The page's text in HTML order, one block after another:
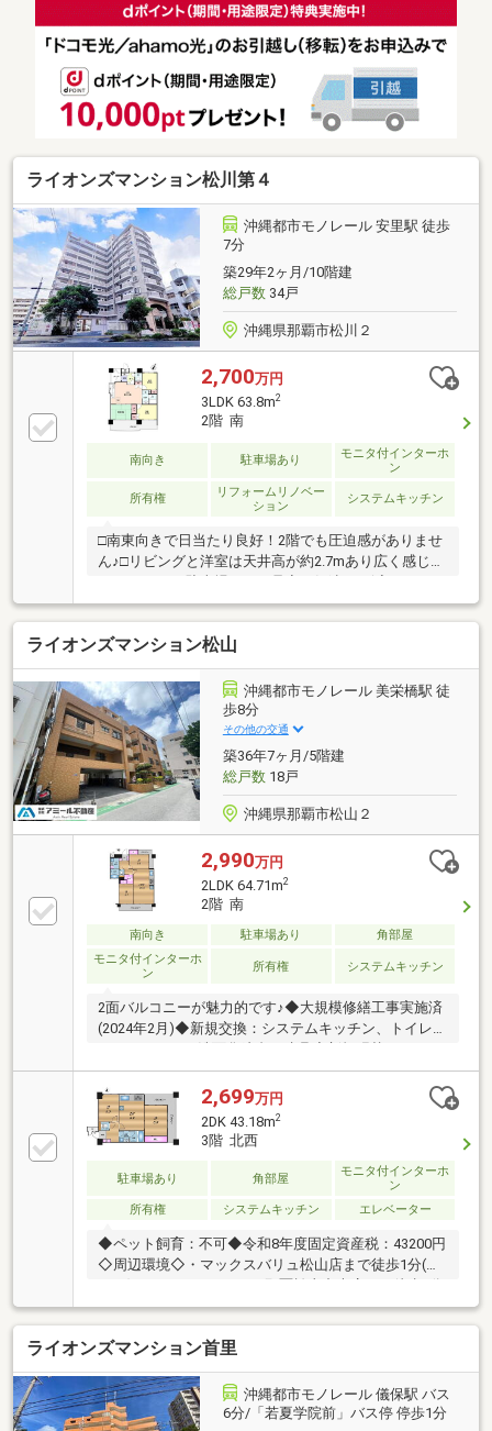
もしやすい間取りです各居室に収納、玄関部分にも収
納があります
ライオンズマンション松川第４
沖縄都市モノレール 安里駅 徒歩
7分
築29年2ヶ月/10階建
総戸数34戸
沖縄県那覇市松川２
2,700万円
3LDK 63.8m2
2階 南
南向き 駐車場あり
モニタ付インターホ
ン
所有権
リフォームリノベー
ション
システムキッチン
□南東向きで日当たり良好！2階でも圧迫感がありませ
ん♪□リビングと洋室は天井高が約2.7mあり広く感じら
れます♪□下は駐車場なので足音の気遣いも減らせます
♪□近隣に商業施設が充実！□ファミリー向けにも、セ
カンドハウスとしてもおすすめです！【一部リフォー
ム済み】・トイレ交換・和室クロス貼替・畳表替・キ
ッチンレンジフード交換・リビング照明取付・エアコ
ン2機新設【周辺環境】◇みずきこども園：徒歩約2分
◇ローソン那覇大道店：徒歩約1分◇栄町りうぼう：
徒歩約7分◇国際通り：徒歩約7分◇大道中央病院：徒
歩約3分※民泊、事務所不可
ライオンズマンション松山
沖縄都市モノレール 美栄橋駅 徒
歩8分
その他の交通
築36年7ヶ月/5階建
総戸数18戸
沖縄県那覇市松山２
2,990万円
2LDK 64.71m2
2階 南
南向き 駐車場あり
角部屋
モニタ付インターホ
ン
所有権 システムキッチン
2面バルコニーが魅力的です♪◆大規模修繕工事実施済
(2024年2月)◆新規交換：システムキッチン、トイレ、
全室、ハウスクリーニング、床材◆ペット飼育：不可
◆駐車場/有 (月額10000円～20000円)◇周辺環境
◇・ファミリーマート 那覇松山中央店まで徒歩4分(約
260m)・フレッシュプラザユニオン 前島店まで徒歩7
900m)・デパートリウボウまで徒歩14分(約1100m)・
2,699万円
2DK 43.18m2
3階 北西
駐車場あり 角部屋
モニタ付インターホ
ン
所有権
システムキッチン エレベーター
◆ペット飼育：不可◆令和8年度固定資産税：43200円
◇周辺環境◇・マックスバリュ松山店まで徒歩1分(約
(約260m)・フレッシュプラザユニオン 前島店まで徒歩
7分(約550m)・マックスバリュ若狭店まで徒歩12分(約
900m)・デパートリウボウまで徒歩14分(約1100m)・
那覇空港まで車で13分(約5300m)
ライオンズマンション首里
沖縄都市モノレール 儀保駅 バス
6分/「若夏学院前」バス停 停歩1分